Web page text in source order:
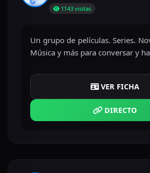
1143 visitas
Un grupo de películas. Series.
Música y más para conversar y
VER FICHA
DIRECTO